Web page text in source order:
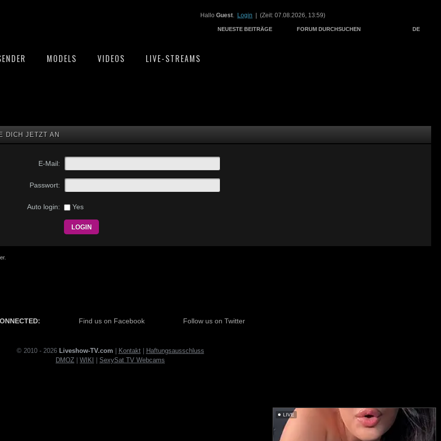
LIVE
Hallo Guest. Login | (Zeit: 07.08.2026, 13:59)
NEUESTE BEITRÄGE FORUM DURCHSUCHEN DE
MODELS VIDEOS LIVE-STREAMS
DICH JETZT AN
E-Mail:
Passwort:
Auto login: Yes
Find us on Facebook Follow us on Twitter
© 2010 - 2026 Liveshow-TV.com | Kontakt| Haftungsausschluss
DMOZ | WIKI | SexySat TV Webcams